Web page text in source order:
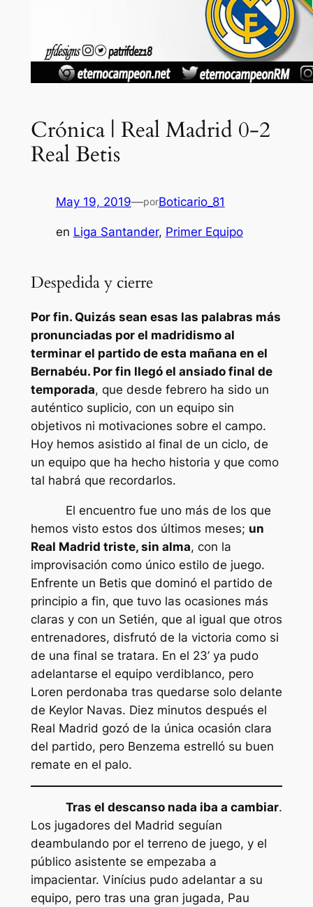
Crónica | Real Madrid 0-2
Real Betis
May 19, 2019—porBoticario_81
en Liga Santander, Primer Equipo
Despedida y cierre
Por fin. Quizás sean esas las palabras más
pronunciadas por el madridismo al
terminar el partido de esta mañana en el
Bernabéu. Por fin llegó el ansiado final de
temporada, que desde febrero ha sido un
auténtico suplicio, con un equipo sin
objetivos ni motivaciones sobre el campo.
Hoy hemos asistido al final de un ciclo, de
un equipo que ha hecho historia y que como
tal habrá que recordarlos.
El encuentro fue uno más de los que
hemos visto estos dos últimos meses; un
Real Madrid triste, sin alma, con la
improvisación como único estilo de juego.
Enfrente un Betis que dominó el partido de
principio a fin, que tuvo las ocasiones más
claras y con un Setién, que al igual que otros
entrenadores, disfrutó de la victoria como si
de una final se tratara. En el 23’ ya pudo
adelantarse el equipo verdiblanco, pero
Loren perdonaba tras quedarse solo delante
de Keylor Navas. Diez minutos después el
Real Madrid gozó de la única ocasión clara
del partido, pero Benzema estrelló su buen
remate en el palo.
Tras el descanso nada iba a cambiar.
Los jugadores del Madrid seguían
deambulando por el terreno de juego, y el
público asistente se empezaba a
impacientar. Vinícius pudo adelantar a su
equipo, pero tras una gran jugada, Pau